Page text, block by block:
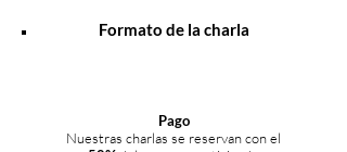
Pago
Nuestras charlas se reservan con el
Formato de la charla